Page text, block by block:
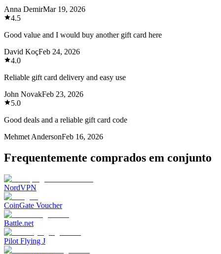
Anna DemirMar 19, 2026
4.5
Good value and I would buy another gift card here
David KoçFeb 24, 2026
4.0
Reliable gift card delivery and easy use
John NovakFeb 23, 2026
5.0
Good deals and a reliable gift card code
Mehmet AndersonFeb 16, 2026
Frequentemente comprados em conjunto
NordVPN
CoinGate Voucher
Battle.net
Pilot Flying J